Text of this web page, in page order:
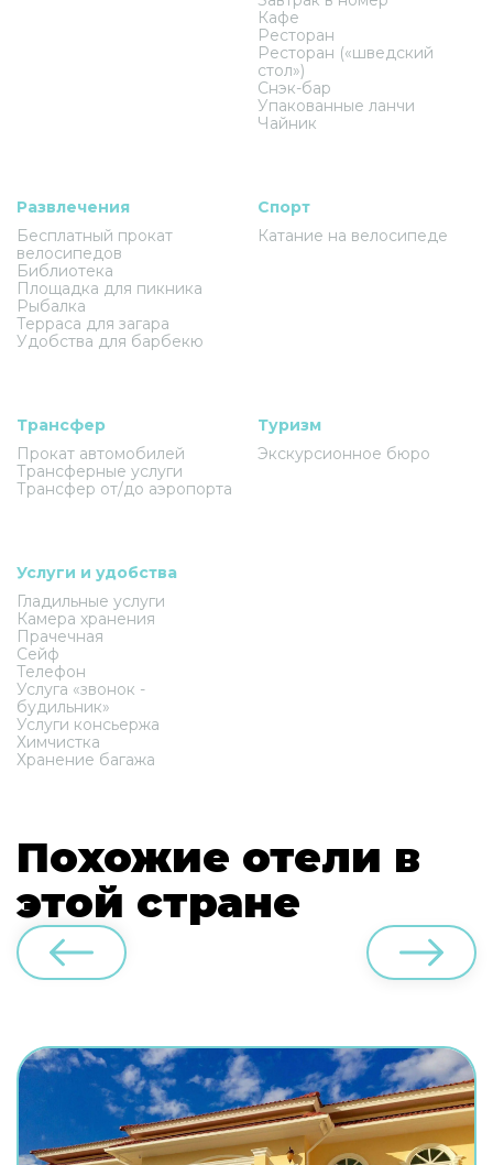
Кафе
Ресторан
Ресторан («шведский
стол»)
Снэк-бар
Упакованные ланчи
Чайник
Развлечения
Бесплатный прокат
велосипедов
Библиотека
Площадка для пикника
Рыбалка
Терраса для загара
Удобства для барбекю
Спорт
Катание на велосипеде
Трансфер
Прокат автомобилей
Трансферные услуги
Трансфер от/до аэропорта
Туризм
Экскурсионное бюро
Услуги и удобства
Гладильные услуги
Камера хранения
Прачечная
Сейф
Телефон
Услуга «звонок -
будильник»
Услуги консьержа
Химчистка
Хранение багажа
Похожие отели в
этой стране